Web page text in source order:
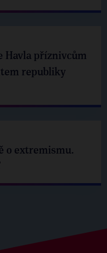
Havla příznivcům
republiky
o extremismu.